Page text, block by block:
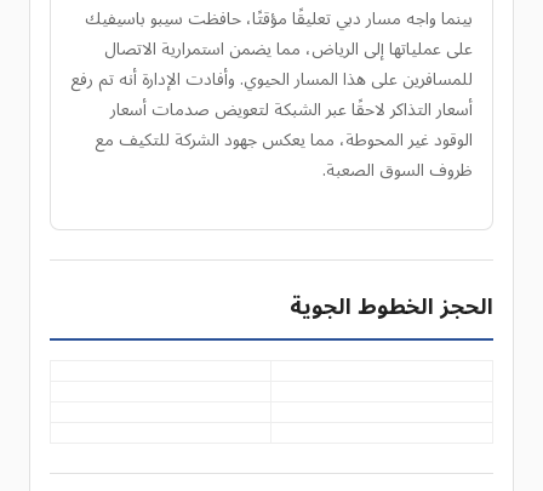
بينما واجه مسار دبي تعليقًا مؤقتًا، حافظت سيبو باسيفيك
على عملياتها إلى الرياض، مما يضمن استمرارية الاتصال
للمسافرين على هذا المسار الحيوي. وأفادت الإدارة أنه تم رفع
أسعار التذاكر لاحقًا عبر الشبكة لتعويض صدمات أسعار
الوقود غير المحوطة، مما يعكس جهود الشركة للتكيف مع
ظروف السوق الصعبة.
الحجز الخطوط الجوية